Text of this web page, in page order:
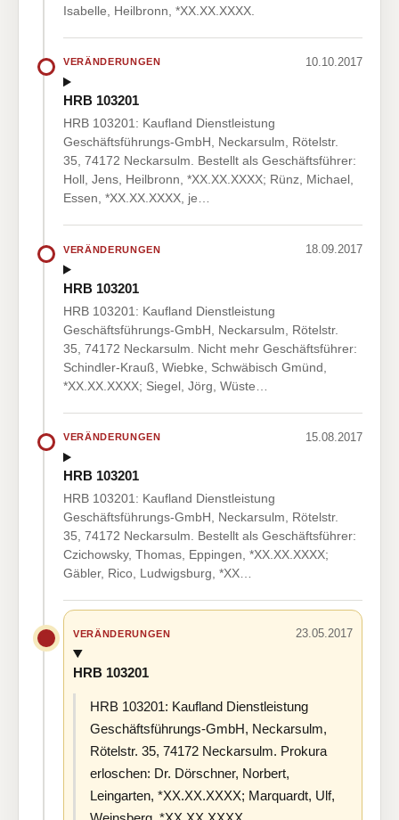
Isabelle, Heilbronn, *XX.XX.XXXX.
VERÄNDERUNGEN 10.10.2017
HRB 103201
HRB 103201: Kaufland Dienstleistung
Geschäftsführungs-GmbH, Neckarsulm, Rötelstr.
35, 74172 Neckarsulm. Bestellt als Geschäftsführer:
Holl, Jens, Heilbronn, *XX.XX.XXXX; Rünz, Michael,
Essen, *XX.XX.XXXX, je…
VERÄNDERUNGEN 18.09.2017
HRB 103201
HRB 103201: Kaufland Dienstleistung
Geschäftsführungs-GmbH, Neckarsulm, Rötelstr.
35, 74172 Neckarsulm. Nicht mehr Geschäftsführer:
Schindler-Krauß, Wiebke, Schwäbisch Gmünd,
*XX.XX.XXXX; Siegel, Jörg, Wüste…
VERÄNDERUNGEN 15.08.2017
HRB 103201
HRB 103201: Kaufland Dienstleistung
Geschäftsführungs-GmbH, Neckarsulm, Rötelstr.
35, 74172 Neckarsulm. Bestellt als Geschäftsführer:
Czichowsky, Thomas, Eppingen, *XX.XX.XXXX;
Gäbler, Rico, Ludwigsburg, *XX…
VERÄNDERUNGEN 23.05.2017
HRB 103201
HRB 103201: Kaufland Dienstleistung
Geschäftsführungs-GmbH, Neckarsulm,
Rötelstr. 35, 74172 Neckarsulm. Prokura
erloschen: Dr. Dörschner, Norbert,
Leingarten, *XX.XX.XXXX; Marquardt, Ulf,